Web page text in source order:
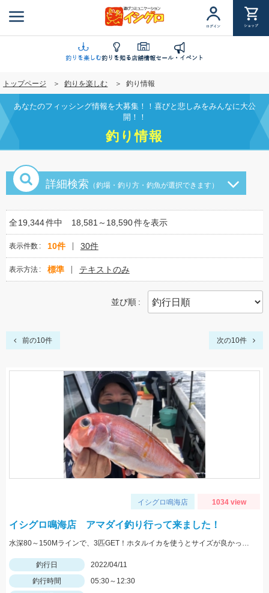
ン
に
移
動
ログイン ショップ
釣りを楽しむ釣りを知る店舗情報セール・イベント
トップページ 釣りを楽しむ 釣り情報
あなたのフィッシング情報を大募集！！喜びと悲しみをみんなに大公
開！！
釣り情報
詳細検索 （釣場・釣り方・釣魚が選択できます）
全19,344件中 18,581～18,590件を表示
表示件数 10件 30件
表示方法 標準 テキストのみ
並び順
前の10件 次の10件
イシグロ鳴海店 1034 view
イシグロ鳴海店 アマダイ釣り行って来ました！
水深80～150Mラインで、3匹GET！ホタルイカを使うとサイズが良かったです！
釣行日
2022/04/11
釣行時間
05:30～12:30